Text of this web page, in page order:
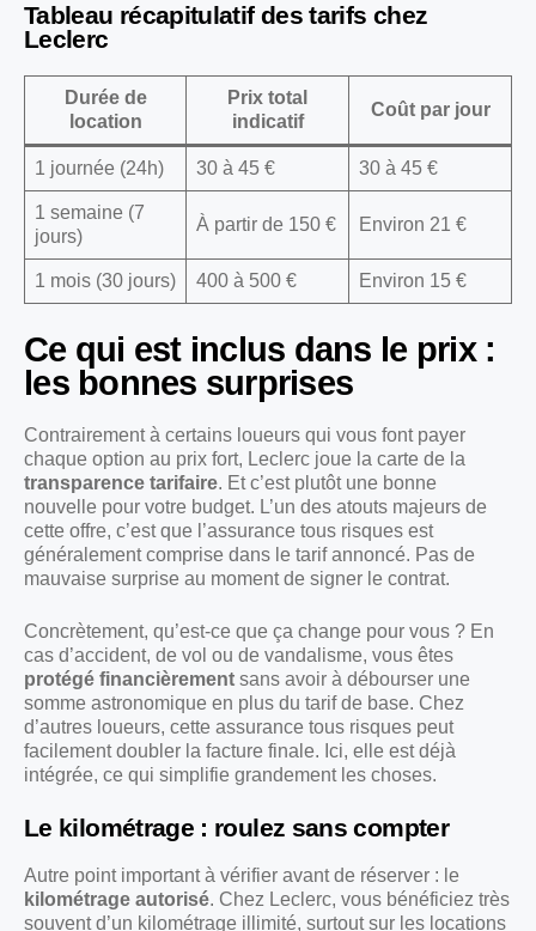
Tableau récapitulatif des tarifs chez
Leclerc
Durée de
location
Prix total
indicatif
Coût par jour
1 journée (24h) 30 à 45 € 30 à 45 €
1 semaine (7
jours)
À partir de 150 € Environ 21 €
1 mois (30 jours) 400 à 500 € Environ 15 €
Ce qui est inclus dans le prix :
les bonnes surprises
Contrairement à certains loueurs qui vous font payer
chaque option au prix fort, Leclerc joue la carte de la
transparence tarifaire. Et c’est plutôt une bonne
nouvelle pour votre budget. L’un des atouts majeurs de
cette offre, c’est que l’assurance tous risques est
généralement comprise dans le tarif annoncé. Pas de
mauvaise surprise au moment de signer le contrat.
Concrètement, qu’est-ce que ça change pour vous ? En
cas d’accident, de vol ou de vandalisme, vous êtes
protégé financièrement sans avoir à débourser une
somme astronomique en plus du tarif de base. Chez
d’autres loueurs, cette assurance tous risques peut
facilement doubler la facture finale. Ici, elle est déjà
intégrée, ce qui simplifie grandement les choses.
Le kilométrage : roulez sans compter
Autre point important à vérifier avant de réserver : le
kilométrage autorisé. Chez Leclerc, vous bénéficiez très
souvent d’un kilométrage illimité, surtout sur les locations